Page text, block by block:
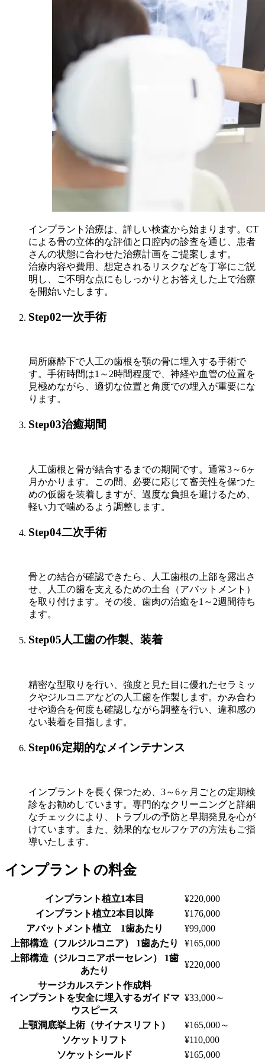
インプラント治療は、詳しい検査から始まります。CT
による骨の立体的な評価と口腔内の診査を通じ、患者
さんの状態に合わせた治療計画をご提案します。
治療内容や費用、想定されるリスクなどを丁寧にご説
明し、ご不明な点にもしっかりとお答えした上で治療
を開始いたします。
Step02一次手術
局所麻酔下で人工の歯根を顎の骨に埋入する手術で
す。手術時間は1～2時間程度で、神経や血管の位置を
見極めながら、適切な位置と角度での埋入が重要にな
ります。
Step03治癒期間
人工歯根と骨が結合するまでの期間です。通常3～6ヶ
月かかります。この間、必要に応じて審美性を保つた
めの仮歯を装着しますが、過度な負担を避けるため、
軽い力で噛めるよう調整します。
Step04二次手術
骨との結合が確認できたら、人工歯根の上部を露出さ
せ、人工の歯を支えるための土台（アバットメント）
を取り付けます。その後、歯肉の治癒を1～2週間待ち
ます。
Step05人工歯の作製、装着
精密な型取りを行い、強度と見た目に優れたセラミッ
クやジルコニアなどの人工歯を作製します。かみ合わ
せや適合を何度も確認しながら調整を行い、違和感の
ない装着を目指します。
Step06定期的なメインテナンス
インプラントを長く保つため、3～6ヶ月ごとの定期検
診をお勧めしています。専門的なクリーニングと詳細
なチェックにより、トラブルの予防と早期発見を心が
けています。また、効果的なセルフケアの方法もご指
導いたします。
インプラントの料金
インプラント植立1本目
¥220,000
インプラント植立2本目以降
¥176,000
アバットメント植立 1歯あたり
¥99,000
上部構造（フルジルコニア） 1歯あたり
¥165,000
上部構造（ジルコニアポーセレン） 1歯
あたり
¥220,000
サージカルステント作成料
インプラントを安全に埋入するガイドマ
ウスピース
¥33,000～
上顎洞底挙上術（サイナスリフト）
¥165,000～
ソケットリフト
¥110,000
ソケットシールド
¥165,000